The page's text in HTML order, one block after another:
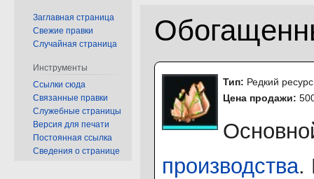
Перейти
навигации
Перейти
поиску
Тип: Редкий ресурс
Цена продажи:
производства.
Заглавная страница
Свежие правки
Случайная страница
Инструменты
Ссылки сюда
Связанные правки
Служебные страницы
Версия для печати
Постоянная ссылка
Сведения о странице